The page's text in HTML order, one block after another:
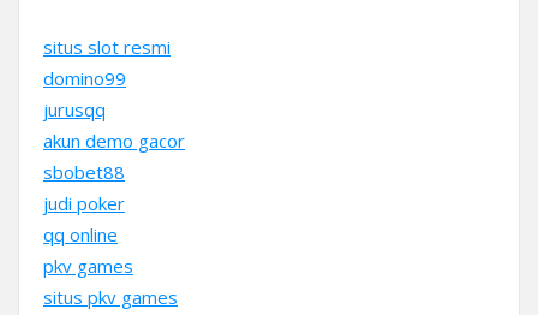
situs slot resmi
domino99
jurusqq
akun demo gacor
sbobet88
judi poker
qq online
pkv games
situs pkv games